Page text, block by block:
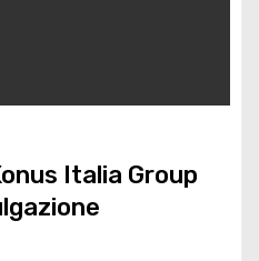
Italia Group